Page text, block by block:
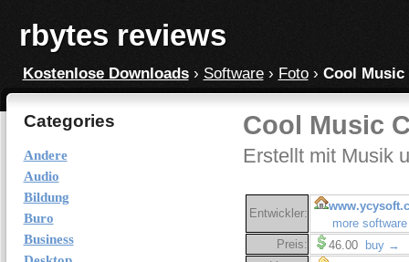
rbytes reviews
Kostenlose Downloads› Software› Foto› Cool Music
Categories
Andere
Audio
Bildung
Buro
Business
Cool Music
Erstellt mit Musik
Entwickler:
more
Preis:
46.00
buy →